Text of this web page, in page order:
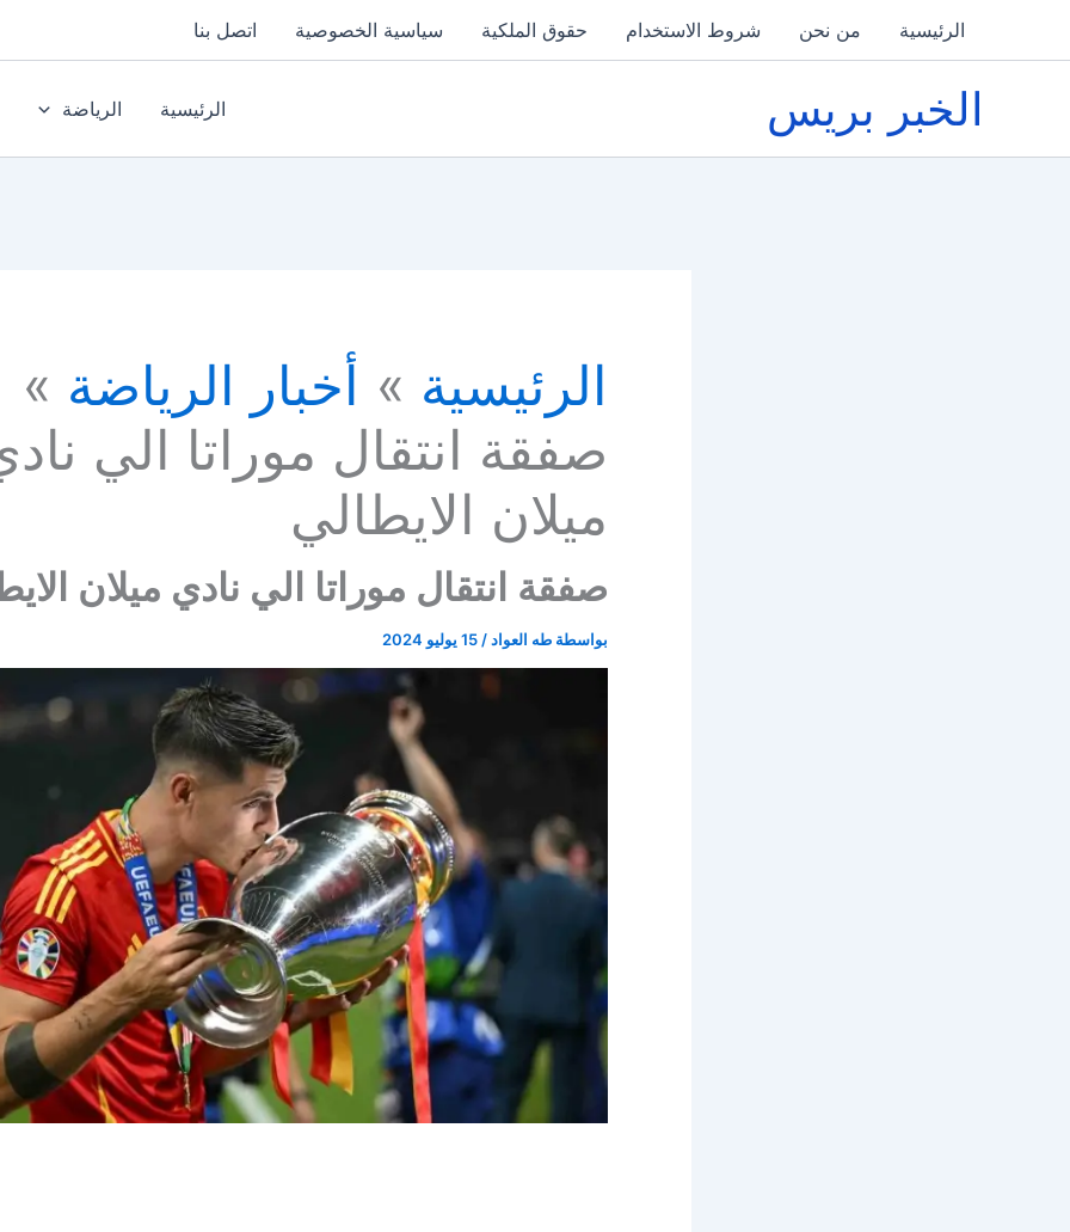
الرئيسية من نحن شروط الاستخدام حقوق الملكية سياسية الخصوصية اتصل بنا
الخبر بريس الرئيسية الرياضة
الرئيسية
أخبار الرياضة
صفقة انتقال موراتا الي
ميلان الايطالي
صفقة انتقال موراتا الي نادي ميلان
بواسطة طه العواد/ 15 يوليو 2024